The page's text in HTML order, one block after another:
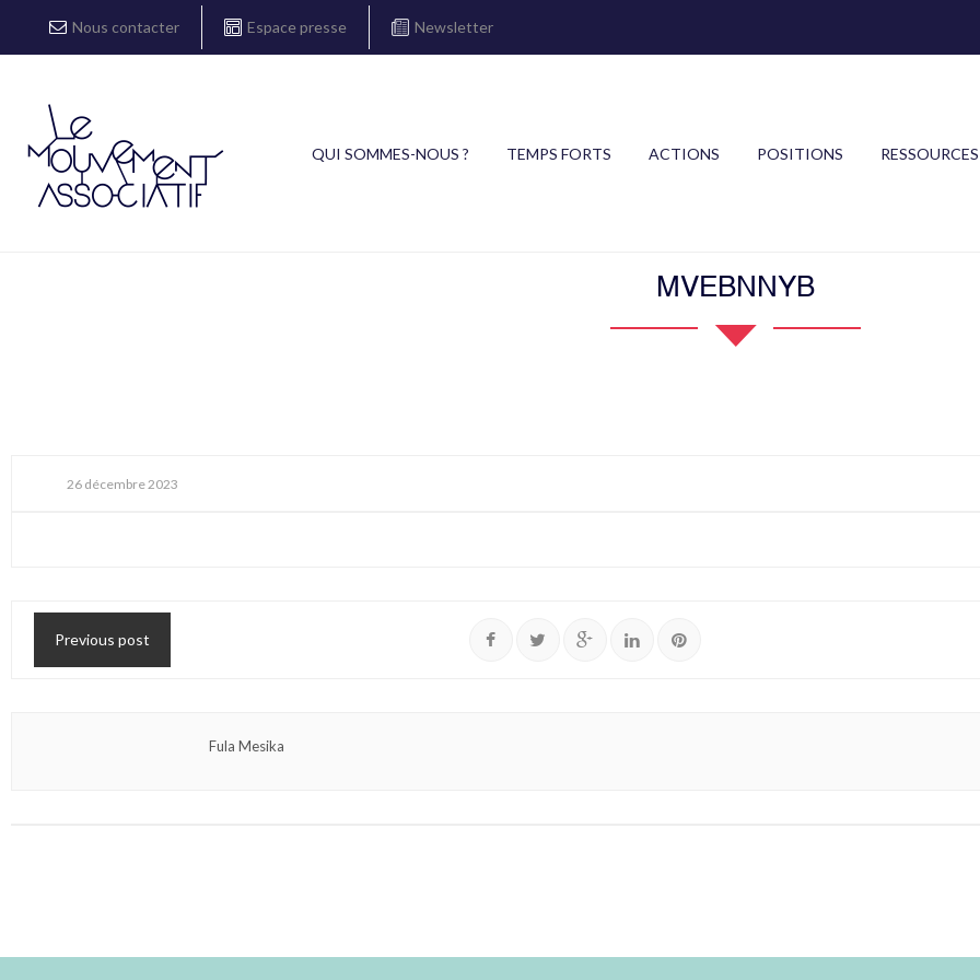
Nous contacter Espace presse Newsletter
QUI SOMMES-NOUS ? TEMPS FORTS ACTIONS POSITIONS RESSOURCES
MVEBNNYB
26 décembre 2023
Previous post
Fula Mesika